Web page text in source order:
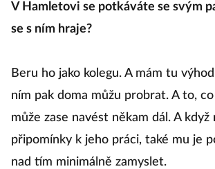
V Hamletovi se potkáváte se svým
se s ním hraje?
Beru ho jako kolegu. A mám tu
ním pak doma můžu probrat. A to,
může zase navést někam dál. A když
připomínky k jeho práci, také mu je
nad tím minimálně zamyslet.